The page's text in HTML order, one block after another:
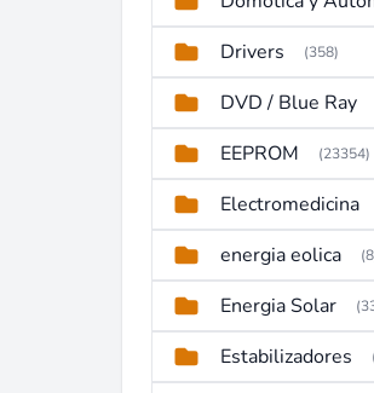
Drivers (358)
DVD / Blue Ray
EEPROM (23354)
Electromedicina
energia eolica
Energia Solar
Estabilizadores